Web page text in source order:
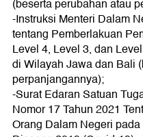
(beserta perubahan atau
-Instruksi Menteri Dalam
tentang Pemberlakuan
Level 4, Level 3, dan
di Wilayah Jawa dan Bali
perpanjangannya);
-Surat Edaran Satuan
Nomor 17 Tahun 2021
Orang Dalam Negeri